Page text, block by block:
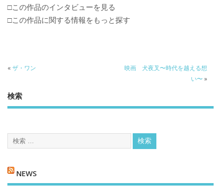
□この作品のインタビューを見る
□この作品に関する情報をもっと探す
« ザ・ワン
映画 犬夜叉〜時代を越える想
い〜»
検索
NEWS